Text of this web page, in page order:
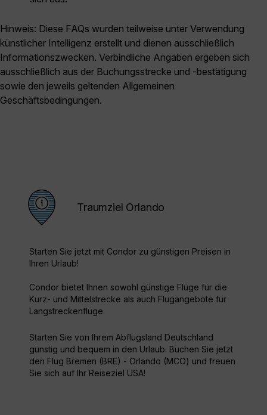
Hinweis: Diese FAQs wurden teilweise unter Verwendung
künstlicher Intelligenz erstellt und dienen ausschließlich
Informationszwecken. Verbindliche Angaben ergeben sich
ausschließlich aus der Buchungsstrecke und -bestätigung
sowie den jeweils geltenden Allgemeinen
Geschäftsbedingungen.
Traumziel Orlando
Starten Sie jetzt mit Condor zu günstigen Preisen in
Ihren Urlaub!
Condor bietet Ihnen sowohl günstige Flüge für die
Kurz- und Mittelstrecke als auch Flugangebote für
Langstreckenflüge.
Starten Sie von Ihrem Abflugsland Deutschland
günstig und bequem in den Urlaub. Buchen Sie jetzt
den Flug Bremen (BRE) - Orlando (MCO) und freuen
Sie sich auf Ihr Reiseziel USA!